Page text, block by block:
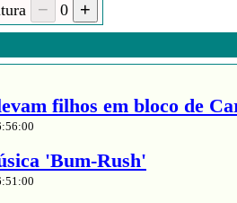
0
filhos em bloco de
'Bum-Rush'